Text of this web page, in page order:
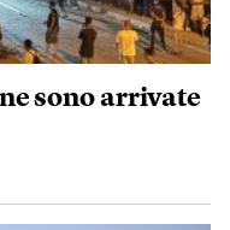
sono arrivate